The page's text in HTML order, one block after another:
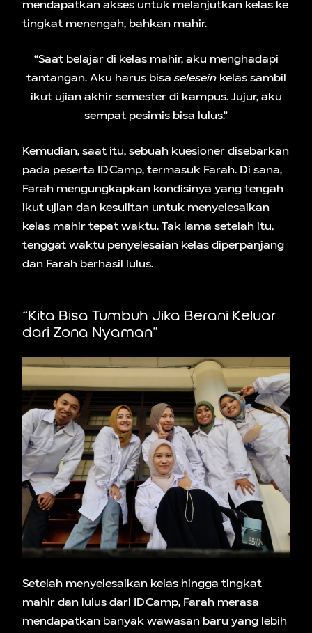
mendapatkan akses untuk melanjutkan kelas ke
tingkat menengah, bahkan mahir.
“Saat belajar di kelas mahir, aku menghadapi
tantangan. Aku harus bisa seleseinkelas sambil
ikut ujian akhir semester di kampus. Jujur, aku
sempat pesimis bisa lulus.”
Kemudian, saat itu, sebuah kuesioner disebarkan
pada peserta IDCamp, termasuk Farah. Di sana,
Farah mengungkapkan kondisinya yang tengah
ikut ujian dan kesulitan untuk menyelesaikan
kelas mahir tepat waktu. Tak lama setelah itu,
tenggat waktu penyelesaian kelas diperpanjang
dan Farah berhasil lulus.
“Kita Bisa Tumbuh Jika Berani Keluar
dari Zona Nyaman”
Setelah menyelesaikan kelas hingga tingkat
mahir dan lulus dari IDCamp, Farah merasa
mendapatkan banyak wawasan baru yang lebih